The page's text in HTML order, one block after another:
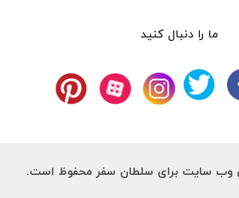
ما را دنبال کنید
وب سایت برای سلطان سفر محفوظ است.